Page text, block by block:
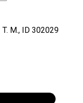
М., ID 302029